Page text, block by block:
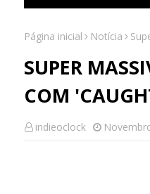
Página inicial Notícia
SUPER
COM
indieoclock